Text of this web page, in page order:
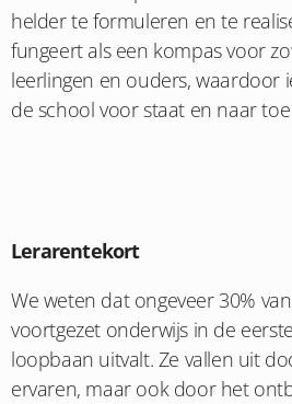
helder te formuleren en te
fungeert als een kompas voor
leerlingen en ouders, waardoor
de school voor staat en naar
Lerarentekort
We weten dat ongeveer 30%
voortgezet onderwijs in de
loopbaan uitvalt. Ze vallen uit
ervaren, maar ook door het